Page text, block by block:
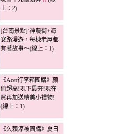
上：2)
[台南景點]˙神農街+海
安路漫遊，每棟老屋都
有著故事～(線上：1)
《Acer行李箱團購》顏
值超高!現下最夯!現在
買再加送精美小禮物!
(線上：1)
《久賴涼被團購》夏日